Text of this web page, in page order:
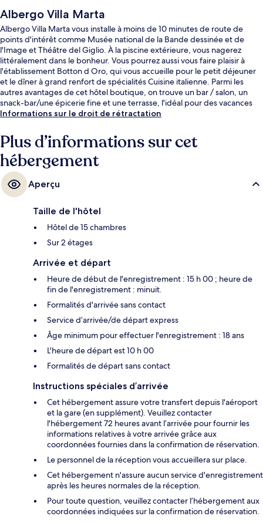
Albergo Villa Marta
Albergo Villa Marta vous installe à moins de 10 minutes de route de
points d'intérêt comme Musée national de la Bande dessinée et de
l'Image et Théâtre del Giglio. À la piscine extérieure, vous nagerez
littéralement dans le bonheur. Vous pourrez aussi vous faire plaisir à
l'établissement Botton d Oro, qui vous accueille pour le petit déjeuner
et le dîner à grand renfort de spécialités Cuisine italienne. Parmi les
autres avantages de cet hôtel boutique, on trouve un bar / salon, un
snack-bar/une épicerie fine et une terrasse, l'idéal pour des vacances
sans soucis.
Informations sur le droit de rétractation
Plus d’informations sur cet
hébergement
Aperçu
Taille de l'hôtel
Hôtel de 15 chambres
Sur 2 étages
Arrivée et départ
Heure de début de l'enregistrement : 15 h 00 ; heure de
fin de l'enregistrement : minuit.
Formalités d'arrivée sans contact
Service d’arrivée/de départ express
Âge minimum pour effectuer l'enregistrement : 18 ans
L'heure de départ est 10 h 00
Formalités de départ sans contact
Instructions spéciales d’arrivée
Cet hébergement assure votre transfert depuis l'aéroport
et la gare (en supplément). Veuillez contacter
l'hébergement 72 heures avant l’arrivée pour fournir les
informations relatives à votre arrivée grâce aux
coordonnées fournies dans la confirmation de réservation.
Le personnel de la réception vous accueillera sur place.
Cet hébergement n'assure aucun service d'enregistrement
après les heures normales de la réception.
Pour toute question, veuillez contacter l’hébergement aux
coordonnées indiquées sur la confirmation de réservation.